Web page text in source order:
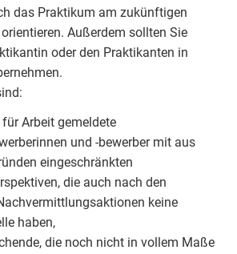
das Praktikum am zukünftigen
Außerdem sollten Sie
oder den Praktikanten in
Arbeit gemeldete
und -bewerber mit aus
eingeschränkten
die auch nach den
keine
haben,
die noch nicht in vollem Maße